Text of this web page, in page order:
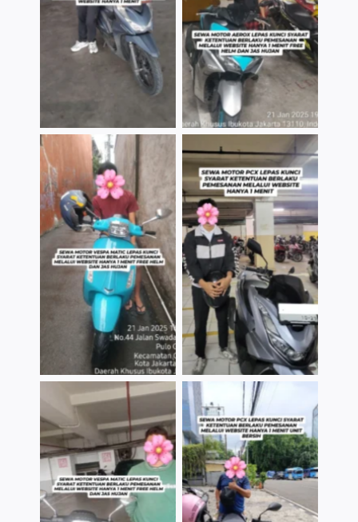
TNo Caption TNo Caption
TNo Caption TNo Caption
TNo Caption TNo Caption